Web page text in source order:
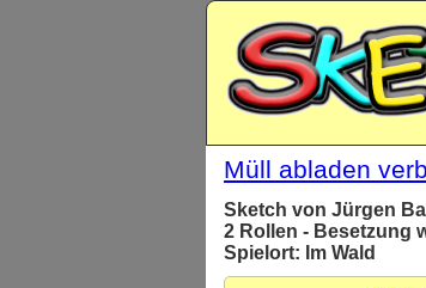
Müll abladen
Sketch von Jürgen
2 Rollen - Besetzung
Spielort: Im Wald